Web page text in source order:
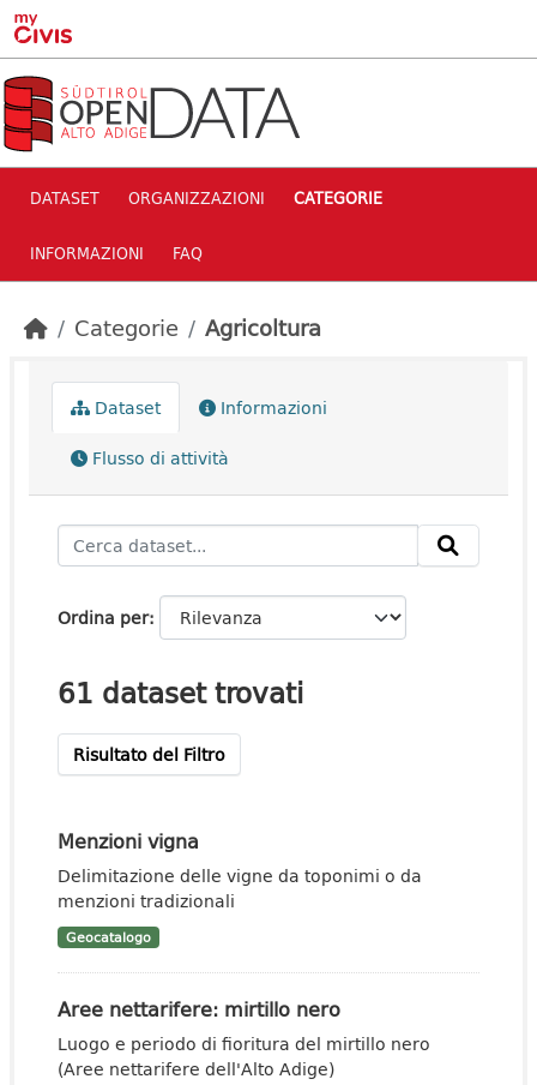
Skip to main content
DATASET ORGANIZZAZIONI CATEGORIE
INFORMAZIONI FAQ
Categorie Agricoltura
Dataset
Informazioni
Flusso di attività
Ordina per
61 dataset trovati
Risultato del Filtro
Menzioni vigna
Delimitazione delle vigne da toponimi o da
menzioni tradizionali
Geocatalogo
Aree nettarifere: mirtillo nero
Luogo e periodo di fioritura del mirtillo nero
(Aree nettarifere dell'Alto Adige)